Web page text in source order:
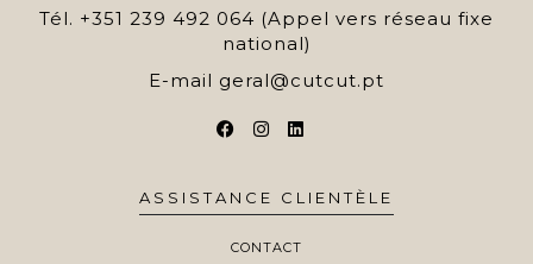
Tél. +351 239 492 064 (Appel vers réseau fixe
national)
E-mail geral@cutcut.pt
ASSISTANCE CLIENTÈLE
CONTACT